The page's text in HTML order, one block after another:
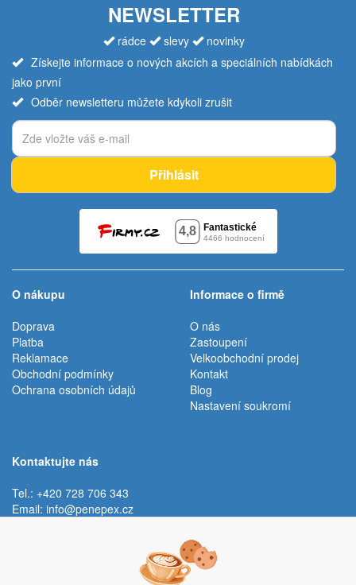
NEWSLETTER
rádce slevy
novinky
Získejte informace o nových akcích a speciálních nabídkách
jako první
Odběr newsletteru můžete kdykoli zrušit
Přihlásit
O nákupu
Doprava
Platba
Reklamace
Obchodní podmínky
Ochrana osobních údajů
Informace o firmě
O nás
Zastoupení
Velkoobchodní prodej
Kontakt
Blog
Nastavení soukromí
Kontaktujte nás
Tel.: +420 728 706 343
Email: info@penepex.cz
Trávník 2076, 686 03 Staré Město